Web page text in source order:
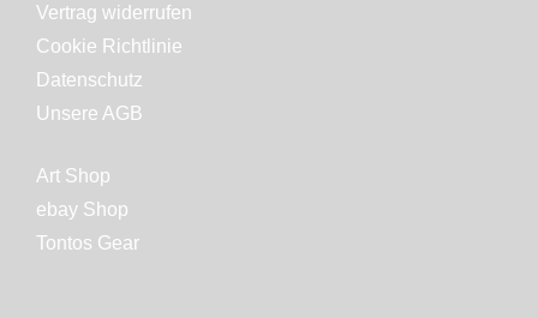
Vertrag widerrufen
Cookie Richtlinie
Datenschutz
Unsere AGB
Art Shop
ebay Shop
Tontos Gear